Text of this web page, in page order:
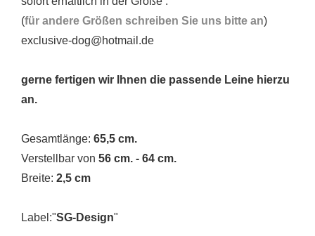
(für andere Größen schreiben Sie uns bitte an)
exclusive-dog@hotmail.de
gerne fertigen wir Ihnen die passende Leine hierzu
an.
Gesamtlänge: 65,5 cm.
Verstellbar von 56 cm. - 64 cm.
Breite: 2,5 cm
Label:"SG-Design"